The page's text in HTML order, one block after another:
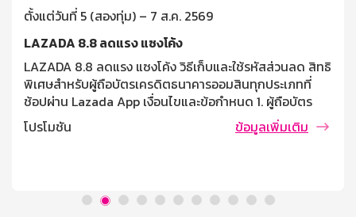
ตั้งแต่วันที่ 5 (สองทุ่ม) – 7 ส.ค. 2569
LAZADA 8.8 ลดแรง แซงโค้ง
LAZADA 8.8 ลดแรง แซงโค้ง วิธีเก็บและใช้รหัสส่วนลด สิทธิ
พิเศษสำหรับผู้ถือบัตรเครดิตธนาคารออมสินทุกประเภทที่
ช้อปผ่าน Lazada App เงื่อนไขและข้อกำหนด 1. ผู้ถือบัตร
เครดิตธนาคารออมสิน ที่ช้อปผ่าน Lazada App รับส่วนลด
250 บาท ต่อคำสั่งซื้อ เมื่อช้อปซื้อสินค้าที่ร่วมรายการครบ
เงินเท่านั้น 4. ลูกค้าสามารถสะสมยอดการใช้ต่างร้านค้าได้
โปรโมชัน ข้อมูลเพิ่มเติม